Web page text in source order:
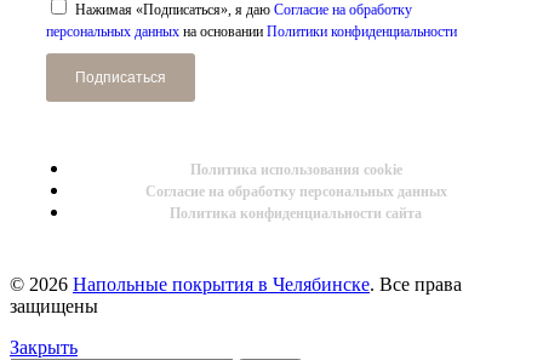
Нажимая «Подписаться», я даю Согласие на обработку
персональных данных на основании Политики конфиденциальности
Подписаться
Политика использования cookie
Согласие на обработку персональных данных
Политика конфиденциальности сайта
© 2026 Напольные покрытия в Челябинске. Все права
защищены
Закрыть